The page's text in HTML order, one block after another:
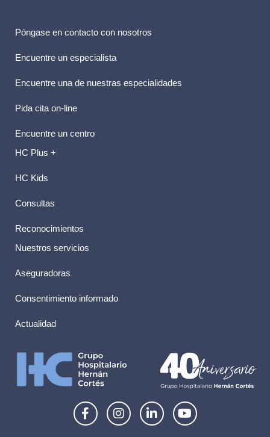
Póngase en contacto con nosotros
Encuentre un especialista
Encuentre una de nuestras especialidades
Pida cita on-line
Encuentre un centro
HC Plus +
HC Kids
Consultas
Reconocimientos
Nuestros servicios
Aseguradoras
Consentimiento informado
Actualidad
F
a
I
n
L
i
Y
o